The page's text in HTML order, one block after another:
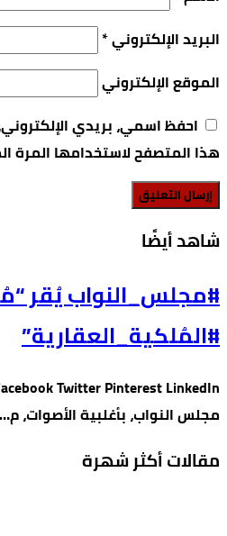
البريد الإلكتروني*
الموقع الإلكتروني
احفظ اسمي، بريدي
هذا المتصفح لاستخدامها المرة
‫شاهد أيضًا‬
#مجلس_النواب يُقر
#المُلكية_العقارية”
مجلس النواب، بأغلبية الأصوات، م…
مقالات أكثر شهرة